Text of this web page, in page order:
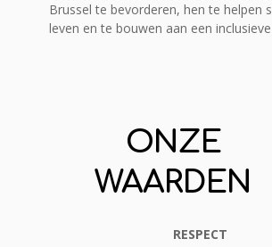
Brussel te bevorderen, hen te helpen
leven en te bouwen aan een
ONZE
WAARDEN
RESPECT